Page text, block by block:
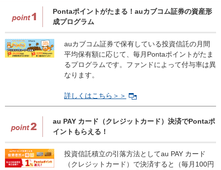
Pontaポイントがたまる！auカブコム証券の資産形
成プログラム
auカブコム証券で保有している投資信託の月間
平均保有額に応じて、毎月Pontaポイントがたま
るプログラムです。ファンドによって付与率は異
なります。
詳しくはこちら＞＞
au PAY カード（クレジットカード）決済でPontaポ
イントもらえる！
投資信託積立の引落方法としてau PAY カード
（クレジットカード）で決済すると（毎月100円